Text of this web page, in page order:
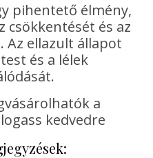
pihentető élmény,
csökkentését és az
Az ellazult állapot
és a lélek
a
kedvedre